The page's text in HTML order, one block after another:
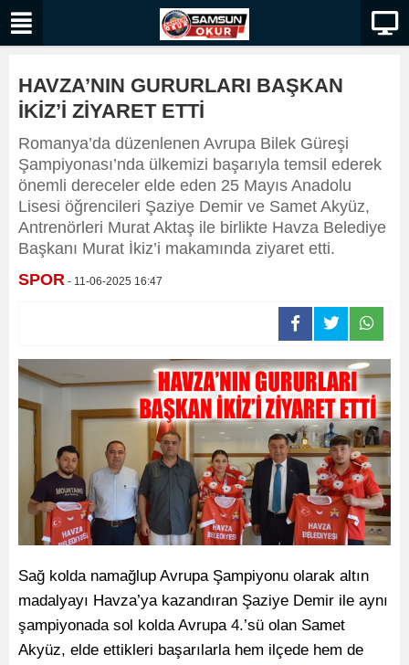
HAVZA’NIN GURURLARI BAŞKAN
İKİZ’İ ZİYARET ETTİ
Romanya’da düzenlenen Avrupa Bilek Güreşi
Şampiyonası’nda ülkemizi başarıyla temsil ederek
önemli dereceler elde eden 25 Mayıs Anadolu
Lisesi öğrencileri Şaziye Demir ve Samet Akyüz,
Antrenörleri Murat Aktaş ile birlikte Havza Belediye
Başkanı Murat İkiz’i makamında ziyaret etti.
SPOR - 11-06-2025 16:47
Sağ kolda namağlup Avrupa Şampiyonu olarak altın
madalyayı Havza’ya kazandıran Şaziye Demir ile aynı
şampiyonada sol kolda Avrupa 4.’sü olan Samet
Akyüz, elde ettikleri başarılarla hem ilçede hem de